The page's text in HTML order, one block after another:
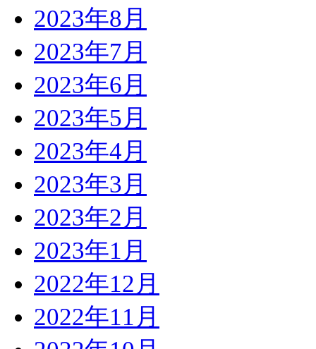
2023年8月
2023年7月
2023年6月
2023年5月
2023年4月
2023年3月
2023年2月
2023年1月
2022年12月
2022年11月